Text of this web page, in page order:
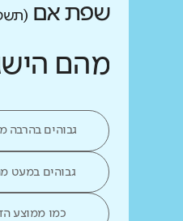
שפת אם
מהם
גבוהים בהרבה
גבוהים במעט
כמו ממוצע